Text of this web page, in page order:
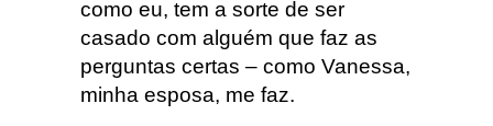
como eu, tem a sorte de ser
casado com alguém que faz as
perguntas certas – como Vanessa,
minha esposa, me faz.